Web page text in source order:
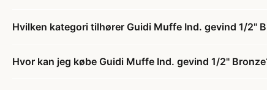
Hvilken kategori tilhører Guidi Muffe Ind. gevind 1/2"
Hvor kan jeg købe Guidi Muffe Ind. gevind 1/2"